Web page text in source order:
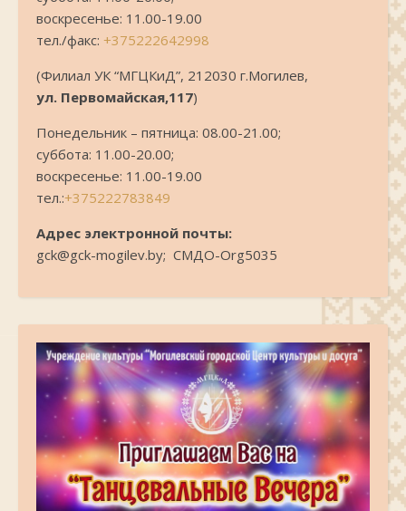
воскресенье: 11.00-19.00
тел./факс: +375222642998
(Филиал УК “МГЦКиД”, 212030 г.Могилев,
ул. Первомайская,117)
Понедельник – пятница: 08.00-21.00;
суббота: 11.00-20.00;
воскресенье: 11.00-19.00
тел.:+375222783849
Адрес электронной почты:
gck@gck-mogilev.by; СМДО-Org5035